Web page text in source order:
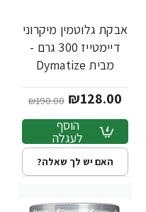
-33%
אבקת גלוטמין מיקרוני
דיימטייז 300 גרם -
מבית Dymatize
₪128.00
₪190.00
הוסף
לעגלה
האם יש לך שאלה?